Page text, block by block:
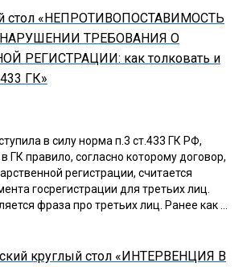
стол «НЕПРОТИВОПОСТАВИМОСТЬ
ТРЕБОВАНИЯ О
РЕГИСТРАЦИИ: как толковать и
ГК»
в силу норма п.3 ст.433 ГК РФ,
ГК правило, согласно которому договор,
регистрации, считается
госрегистрации для третьих лиц.
фраза про третьих лиц. Ранее как …
круглый стол «ИНТЕРВЕНЦИЯ В